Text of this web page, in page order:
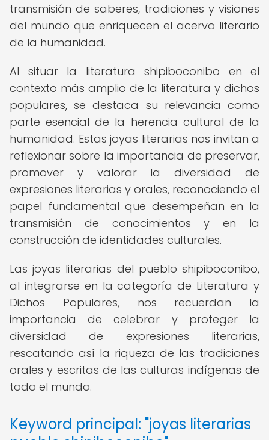
transmisión de saberes, tradiciones y visiones
del mundo que enriquecen el acervo literario
de la humanidad.
Al situar la literatura shipiboconibo en el
contexto más amplio de la literatura y dichos
populares, se destaca su relevancia como
parte esencial de la herencia cultural de la
humanidad. Estas joyas literarias nos invitan a
reflexionar sobre la importancia de preservar,
promover y valorar la diversidad de
expresiones literarias y orales, reconociendo el
papel fundamental que desempeñan en la
transmisión de conocimientos y en la
construcción de identidades culturales.
Las joyas literarias del pueblo shipiboconibo,
al integrarse en la categoría de Literatura y
Dichos Populares, nos recuerdan la
importancia de celebrar y proteger la
diversidad de expresiones literarias,
rescatando así la riqueza de las tradiciones
orales y escritas de las culturas indígenas de
todo el mundo.
Keyword principal: "joyas literarias